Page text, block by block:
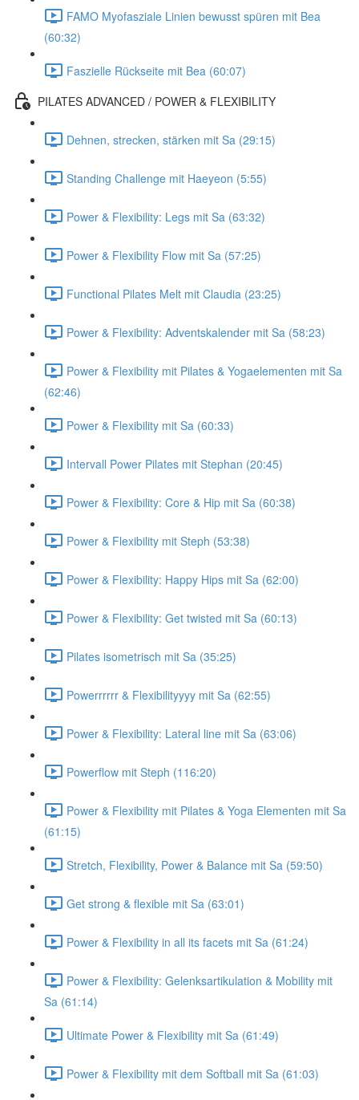
FAMO Myofasziale Linien bewusst spüren mit Bea
(60:32)
Faszielle Rückseite mit Bea (60:07)
PILATES ADVANCED / POWER & FLEXIBILITY
Dehnen, strecken, stärken mit Sa (29:15)
Standing Challenge mit Haeyeon (5:55)
Power & Flexibility: Legs mit Sa (63:32)
Power & Flexibility Flow mit Sa (57:25)
Functional Pilates Melt mit Claudia (23:25)
Power & Flexibility: Adventskalender mit Sa (58:23)
Power & Flexibility mit Pilates & Yogaelementen mit Sa
(62:46)
Power & Flexibility mit Sa (60:33)
Intervall Power Pilates mit Stephan (20:45)
Power & Flexibility: Core & Hip mit Sa (60:38)
Power & Flexibility mit Steph (53:38)
Power & Flexibility: Happy Hips mit Sa (62:00)
Power & Flexibility: Get twisted mit Sa (60:13)
Pilates isometrisch mit Sa (35:25)
Powerrrrrr & Flexibilityyyy mit Sa (62:55)
Power & Flexibility: Lateral line mit Sa (63:06)
Powerflow mit Steph (116:20)
Power & Flexibility mit Pilates & Yoga Elementen mit Sa
(61:15)
Stretch, Flexibility, Power & Balance mit Sa (59:50)
Get strong & flexible mit Sa (63:01)
Power & Flexibility in all its facets mit Sa (61:24)
Power & Flexibility: Gelenksartikulation & Mobility mit
Sa (61:14)
Ultimate Power & Flexibility mit Sa (61:49)
Power & Flexibility mit dem Softball mit Sa (61:03)